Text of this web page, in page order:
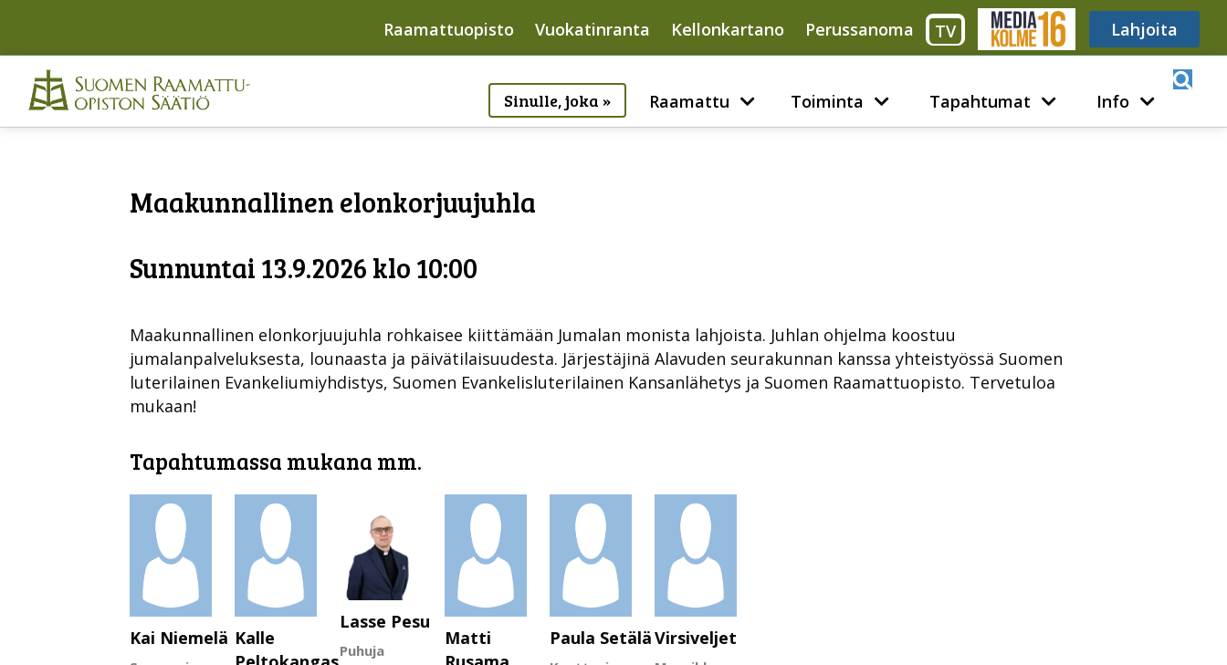
Raamattuopisto Vuokatinranta Kellonkartano Perussanoma TV Media316 Lahjoita
Sinulle, joka » Raamattu Toiminta Tapahtumat Info
Maakunnallinen elonkorjuujuhla
Sunnuntai 13.9.2026 klo 10:00
Maakunnallinen elonkorjuujuhla rohkaisee kiittämään Jumalan monista lahjoista. Juhlan ohjelma koostuu
jumalanpalveluksesta, lounaasta ja päivätilaisuudesta. Järjestäjinä Alavuden seurakunnan kanssa yhteistyössä Suomen
luterilainen Evankeliumiyhdistys, Suomen Evankelisluterilainen Kansanlähetys ja Suomen Raamattuopisto. Tervetuloa
mukaan!
Tapahtumassa mukana mm.
Kai Niemelä Kalle
Lasse Pesu
Puhuja
Matti
Paula SetäläVirsiveljet